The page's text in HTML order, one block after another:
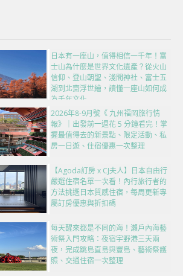
日本有一座山，值得相信一千年！富
士山為什麼是世界文化遺產？從火山
信仰、登山朝聖、淺間神社、富士五
湖到北齋浮世繪，讀懂一座山如何成
為千年文化
2026年8-9月號《 九州福岡旅行情
報》｜出發前一週花 5 分鐘看完！掌
握最值得去的新景點、限定活動、私
房一日遊、住宿優惠一次整理
【Agoda訂房 x CJ夫人】日本自由行
嚴選住宿名單一次看！內行旅行者的
方法挑選日本質感住宿，每周更新專
屬訂房優惠與折扣碼
每天醒來都是不同的海！瀨戶內海藝
術祭入門攻略：夜宿宇野港三天兩
夜，完成跳島直島與豐島、藝術祭護
照、交通住宿一次整理